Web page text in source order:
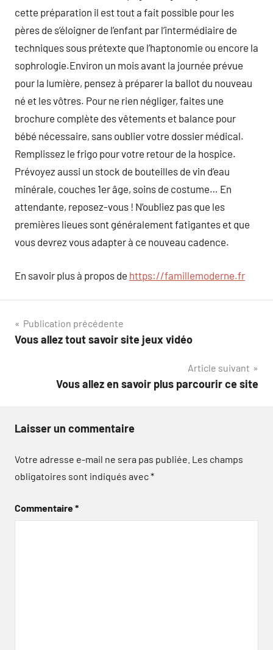
cette préparation il est tout a fait possible pour les
pères de s’éloigner de l’enfant par l’intermédiaire de
techniques sous prétexte que l’haptonomie ou encore la
sophrologie.Environ un mois avant la journée prévue
pour la lumière, pensez à préparer la ballot du nouveau
né et les vôtres. Pour ne rien négliger, faites une
brochure complète des vêtements et balance pour
bébé nécessaire, sans oublier votre dossier médical.
Remplissez le frigo pour votre retour de la hospice.
Prévoyez aussi un stock de bouteilles de vin d’eau
minérale, couches 1er âge, soins de costume… En
attendante, reposez-vous ! N’oubliez pas que les
premières lieues sont généralement fatigantes et que
vous devrez vous adapter à ce nouveau cadence.
En savoir plus à propos de https://famillemoderne.fr
Navigation
de
Publication précédente
Vous allez tout savoir site jeux vidéo
Article suivant
Vous allez en savoir plus parcourir ce site
Laisser un commentaire
Votre adresse e-mail ne sera pas publiée. Les champs
obligatoires sont indiqués avec*
Commentaire*